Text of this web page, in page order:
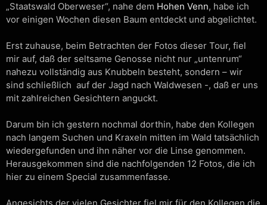
„Staatswald Oberweser“, nahe dem Hohen Venn, habe ich
vor einigen Wochen diesen Baum entdeckt und abgelichtet.
Erst zuhause, beim Betrachten der Fotos dieser Tour, fiel
mir auf, daß der seltsame Genosse nicht nur „untenrum“
nahezu vollständig aus Knubbeln besteht, sondern – wir
sind schließlich auf der Jagd nach Waldwesen -, daß er uns
mit zahlreichen Gesichtern anguckt.
Darum bin ich gestern nochmal dorthin, habe den Kollegen
nach langem Suchen und Kraxeln mitten im Wald tatsächlich
wiedergefunden und ihn näher vor die Linse genommen.
Herausgekommen sind die nachfolgenden 12 Fotos, die ich
hier zu einem Special zusammenfasse.